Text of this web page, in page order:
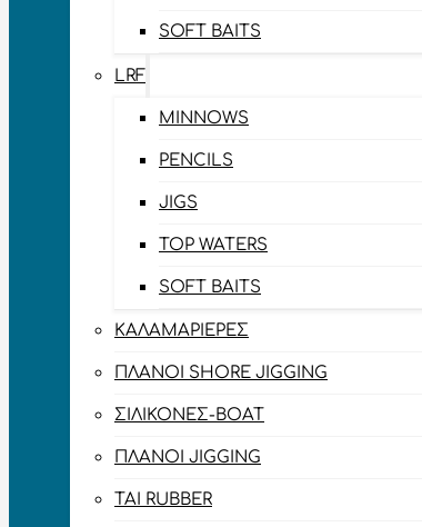
SOFT BAITS
LRF
MINNOWS
PENCILS
JIGS
TOP WATERS
SOFT BAITS
ΚΑΛΑΜΑΡΙΈΡΕΣ
ΠΛΆΝΟΙ SHORE JIGGING
ΣΙΛΙΚΌΝΕΣ-BOAT
ΠΛΆΝΟΙ JIGGING
TAI RUBBER